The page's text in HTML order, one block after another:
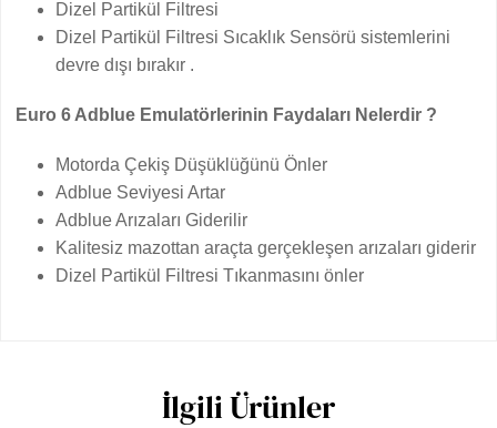
Dizel Partikül Filtresi
Dizel Partikül Filtresi Sıcaklık Sensörü sistemlerini
devre dışı bırakır .
Euro 6 Adblue Emulatörlerinin Faydaları Nelerdir ?
Motorda Çekiş Düşüklüğünü Önler
Adblue Seviyesi Artar
Adblue Arızaları Giderilir
Kalitesiz mazottan araçta gerçekleşen arızaları giderir
Dizel Partikül Filtresi Tıkanmasını önler
İlgili Ürünler